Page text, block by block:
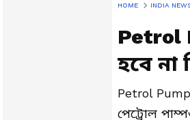
HOME INDIA
Petrol
হবে না
Petrol
পেট্রোল